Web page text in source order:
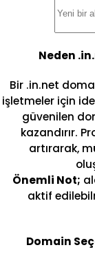
Neden
Bir .in.net
işletmeler için
güvenilen
kazandırır.
artırarak,
Önemli Not;
aktif
Domain